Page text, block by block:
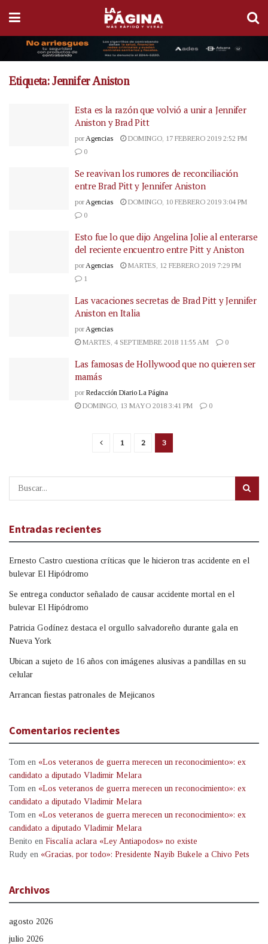
Etiqueta:Jennifer Aniston
Esta es la razón que volvió a unir a Jennifer
Aniston y Brad Pitt
por Agencias
DOMINGO, 17 FEBRERO 2019 2:52 PM
0
Se reavivan los rumores de reconciliación
entre Brad Pitt y Jennifer Aniston
por Agencias
DOMINGO, 10 FEBRERO 2019 3:04 PM
0
Esto fue lo que dijo Angelina Jolie al enterarse
del reciente encuentro entre Pitt y Aniston
por Agencias
MARTES, 12 FEBRERO 2019 7:29 PM
1
Las vacaciones secretas de Brad Pitt y Jennifer
Aniston en Italia
por Agencias
MARTES, 4 SEPTIEMBRE 2018 11:55 AM
0
Las famosas de Hollywood que no quieren ser
mamás
por Redacción Diario La Página
DOMINGO, 13 MAYO 2018 3:41 PM
0
1 2 3
Entradas recientes
Ernesto Castro cuestiona críticas que le hicieron tras accidente en el
bulevar El Hipódromo
Se entrega conductor señalado de causar accidente mortal en el
bulevar El Hipódromo
Patricia Godínez destaca el orgullo salvadoreño durante gala en
Nueva York
Ubican a sujeto de 16 años con imágenes alusivas a pandillas en su
celular
Arrancan fiestas patronales de Mejicanos
Comentarios recientes
Tom en «Los veteranos de guerra merecen un reconocimiento»: ex
candidato a diputado Vladimir Melara
Tom en «Los veteranos de guerra merecen un reconocimiento»: ex
candidato a diputado Vladimir Melara
Tom en «Los veteranos de guerra merecen un reconocimiento»: ex
candidato a diputado Vladimir Melara
Benito en Fiscalía aclara «Ley Antiapodos» no existe
Rudy en «Gracias, por todo»: Presidente Nayib Bukele a Chivo Pets
Archivos
agosto 2026
julio 2026